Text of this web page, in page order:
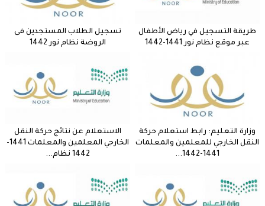
طريقة التسجيل في رياض الأطفال
عبر موقع نظام نور 1441-1442
تسجيل الطلاب المستجدين فى
الروضة نظام نور 1442
وزارة التعليم: رابط استعلام حركة
النقل الخارجي للمعلمين والمعلمات
1441-1442...
الاستعلام عن نتائج حركة النقل
الخارجي المعلمين والمعلمات 1441-
1442 نظام...